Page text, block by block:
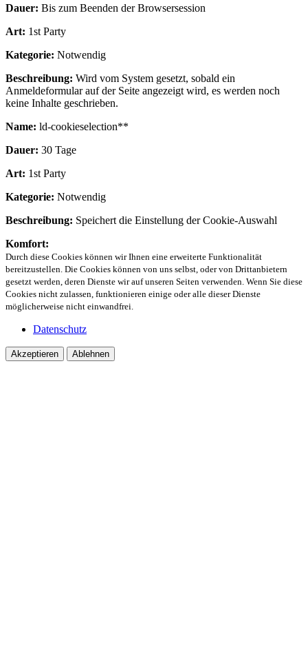
Dauer: Bis zum Beenden der Browsersession
Art: 1st Party
Kategorie: Notwendig
Beschreibung: Wird vom System gesetzt, sobald ein
Anmeldeformular auf der Seite angezeigt wird, es werden noch
keine Inhalte geschrieben.
Name: ld-cookieselection**
Dauer: 30 Tage
Art: 1st Party
Kategorie: Notwendig
Beschreibung: Speichert die Einstellung der Cookie-Auswahl
Komfort:
Durch diese Cookies können wir Ihnen eine erweiterte Funktionalität
bereitzustellen. Die Cookies können von uns selbst, oder von Drittanbietern
gesetzt werden, deren Dienste wir auf unseren Seiten verwenden. Wenn Sie diese
Cookies nicht zulassen, funktionieren einige oder alle dieser Dienste
möglicherweise nicht einwandfrei.
Datenschutz
Akzeptieren Ablehnen